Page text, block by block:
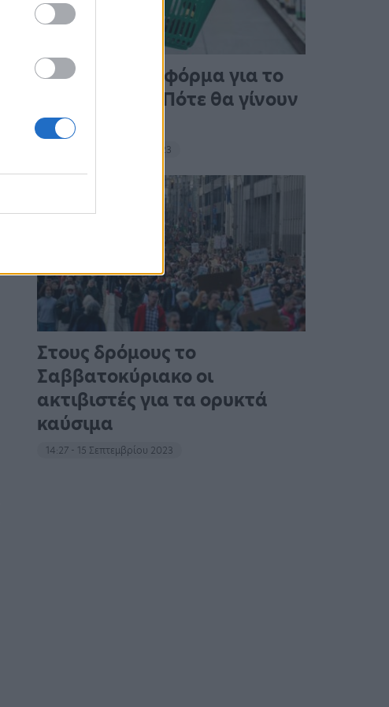
Άνοιξε η πλατφόρμα για το
Market Pass – Πότε θα γίνουν
οι πληρωμές
15:13 - 15 Σεπτεμβρίου 2023
Στους δρόμους το
Σαββατοκύριακο οι
ακτιβιστές για τα ορυκτά
καύσιμα
14:27 - 15 Σεπτεμβρίου 2023